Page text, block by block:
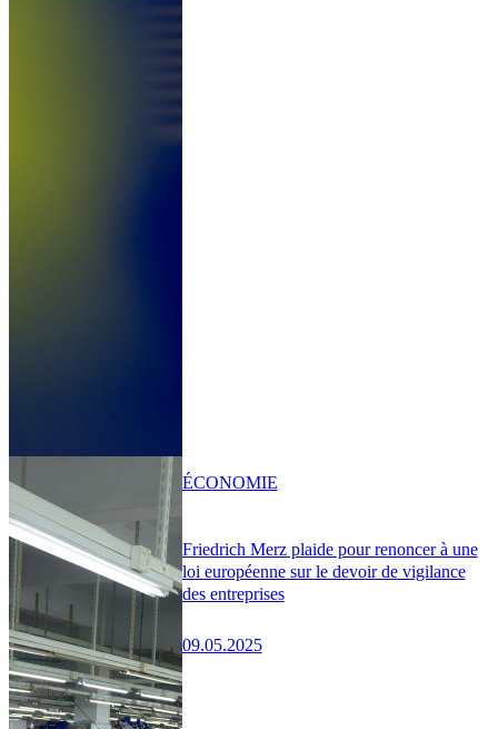
Friedrich Merz plaide pour renoncer à une
loi européenne sur le devoir de vigilance
des entreprises
09.05.2025
ÉCONOMIE